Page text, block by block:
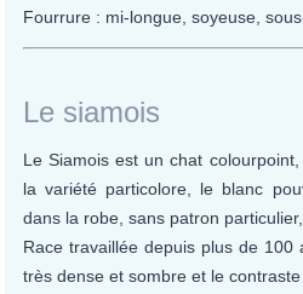
Fourrure : mi-longue, soyeuse,
Le siamois
Le Siamois est un chat
la variété particolore, le blanc
dans la robe, sans patron
Race travaillée depuis plus de
très dense et sombre et le